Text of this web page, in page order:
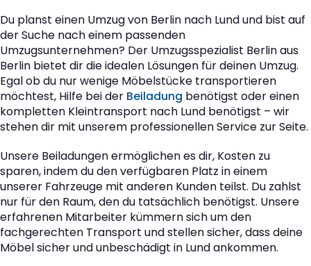
Du planst einen Umzug von Berlin nach Lund und bist auf
der Suche nach einem passenden
Umzugsunternehmen? Der Umzugsspezialist Berlin aus
Berlin bietet dir die idealen Lösungen für deinen Umzug.
Egal ob du nur wenige Möbelstücke transportieren
möchtest, Hilfe bei der Beiladung benötigst oder einen
kompletten Kleintransport nach Lund benötigst – wir
stehen dir mit unserem professionellen Service zur Seite.
Unsere Beiladungen ermöglichen es dir, Kosten zu
sparen, indem du den verfügbaren Platz in einem
unserer Fahrzeuge mit anderen Kunden teilst. Du zahlst
nur für den Raum, den du tatsächlich benötigst. Unsere
erfahrenen Mitarbeiter kümmern sich um den
fachgerechten Transport und stellen sicher, dass deine
Möbel sicher und unbeschädigt in Lund ankommen.